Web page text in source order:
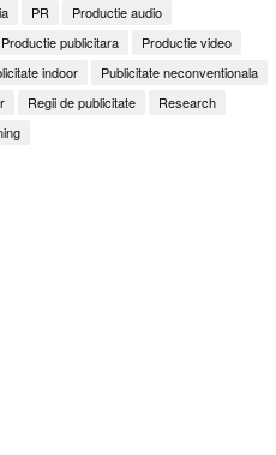
PR
Productie audio
Productie publicitara
Productie video
indoor
Publicitate neconventionala
Regii de publicitate
Research